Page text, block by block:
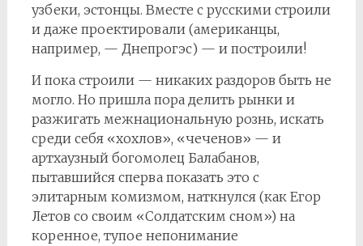
узбеки, эстонцы. Вместе с русскими строили
и даже проектировали (американцы,
например, — Днепрогэс) — и построили!
И пока строили — никаких раздоров быть не
могло. Но пришла пора делить рынки и
разжигать межнациональную рознь, искать
среди себя «хохлов», «чеченов» — и
артхаузный богомолец Балабанов,
пытавшийся сперва показать это с
элитарным комизмом, наткнулся (как Егор
Летов со своим «Солдатским сном») на
коренное, тупое непонимание